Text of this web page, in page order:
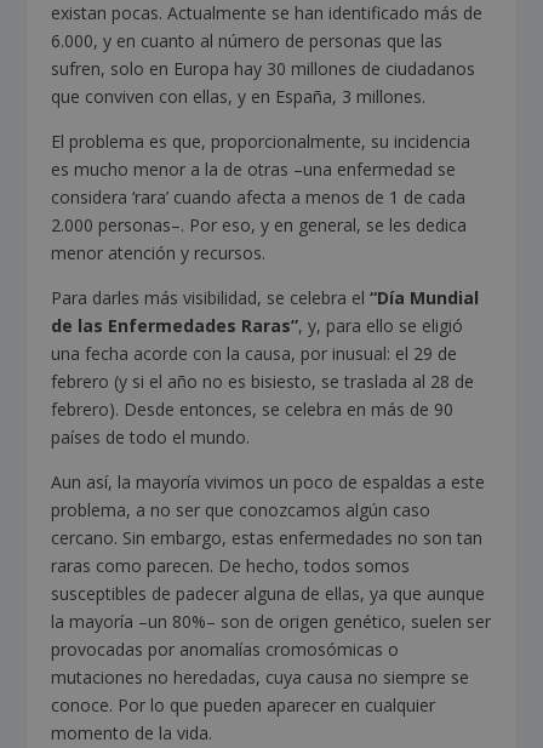
existan pocas. Actualmente se han identificado más de
6.000, y en cuanto al número de personas que las
sufren, solo en Europa hay 30 millones de ciudadanos
que conviven con ellas, y en España, 3 millones.
El problema es que, proporcionalmente, su incidencia
es mucho menor a la de otras –una enfermedad se
considera ‘rara’ cuando afecta a menos de 1 de cada
2.000 personas–. Por eso, y en general, se les dedica
menor atención y recursos.
Para darles más visibilidad, se celebra el“Día Mundial
de las Enfermedades Raras”, y, para ello se eligió
una fecha acorde con la causa, por inusual: el 29 de
febrero (y si el año no es bisiesto, se traslada al 28 de
febrero). Desde entonces, se celebra en más de 90
países de todo el mundo.
Aun así, la mayoría vivimos un poco de espaldas a este
problema, a no ser que conozcamos algún caso
cercano. Sin embargo, estas enfermedades no son tan
raras como parecen. De hecho, todos somos
susceptibles de padecer alguna de ellas, ya que aunque
la mayoría –un 80%– son de origen genético, suelen ser
provocadas por anomalías cromosómicas o
mutaciones no heredadas, cuya causa no siempre se
conoce. Por lo que pueden aparecer en cualquier
momento de la vida.